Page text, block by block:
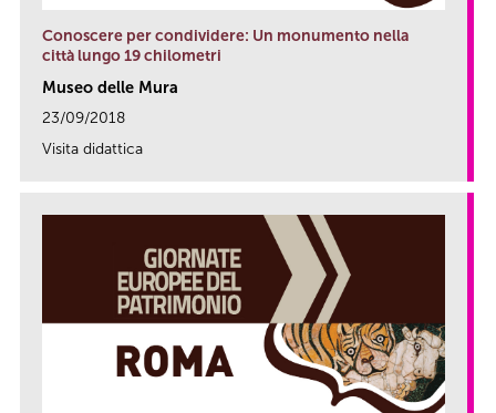
Conoscere per condividere: Un monumento nella
città lungo 19 chilometri
Museo delle Mura
23/09/2018
Visita didattica